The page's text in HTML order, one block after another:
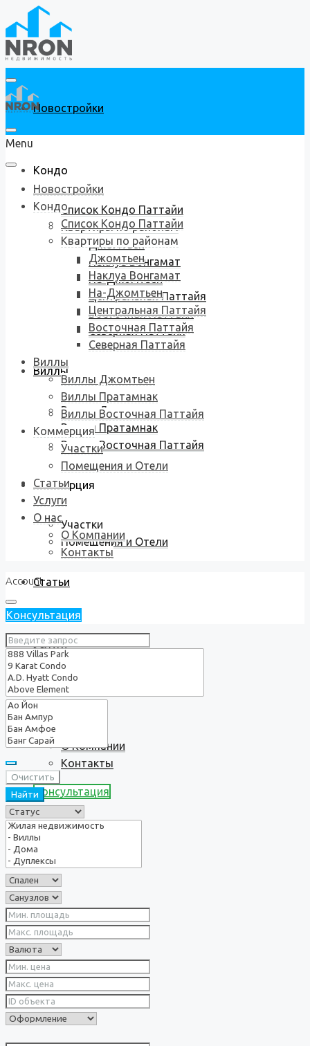
Новостройки
Кондо
Список Кондо Паттайи
Квартиры по районам
Джомтьен
Наклуа Вонгамат
На-Джомтьен
Центральная Паттайя
Восточная Паттайя
Северная Паттайя
Виллы
Виллы Джомтьен
Виллы Пратамнак
Виллы Восточная Паттайя
Коммерция
Участки
Помещения и Отели
Статьи
Услуги
О нас
О Компании
Контакты
Консультация
Menu
Новостройки
Кондо
Список Кондо Паттайи
Квартиры по районам
Джомтьен
Наклуа Вонгамат
На-Джомтьен
Центральная Паттайя
Восточная Паттайя
Северная Паттайя
Виллы
Виллы Джомтьен
Виллы Пратамнак
Виллы Восточная Паттайя
Коммерция
Участки
Помещения и Отели
Статьи
Услуги
О нас
О Компании
Контакты
Account
Консультация
Очистить
Найти